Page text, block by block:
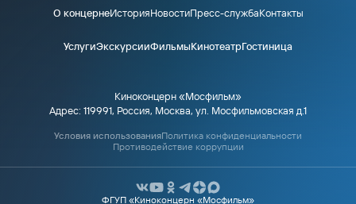
О концернеИсторияНовостиПресс-службаКонтакты
УслугиЭкскурсииФильмыКинотеатрГостиница
Киноконцерн «Мосфильм»
Адрес: 119991, Россия, Москва, ул. Мосфильмовская д.1
Условия использованияПолитика конфиденциальности
Противодействие коррупции
ФГУП «Киноконцерн «Мосфильм»